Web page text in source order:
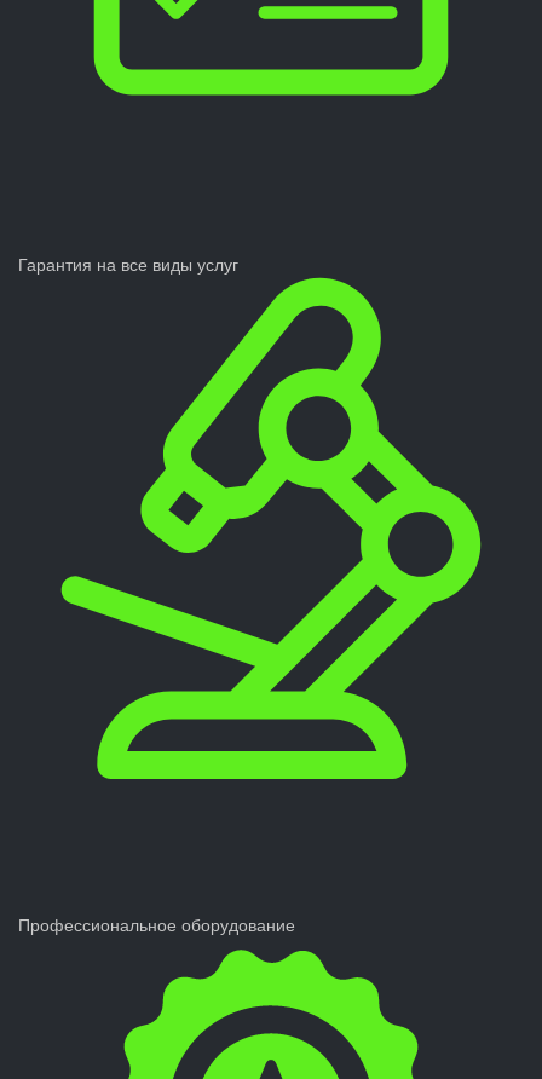
Гарантия на все виды услуг
Профессиональное оборудование